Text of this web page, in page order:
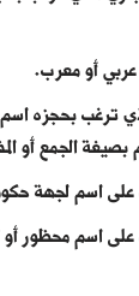
عربي أو معرب.
ترغب بحجزه
الجمع أو
على اسم لجهة
على اسم محظور